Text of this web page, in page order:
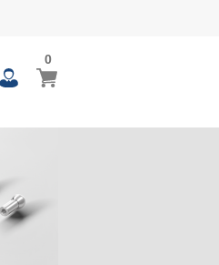
Winkelwagen
00
items